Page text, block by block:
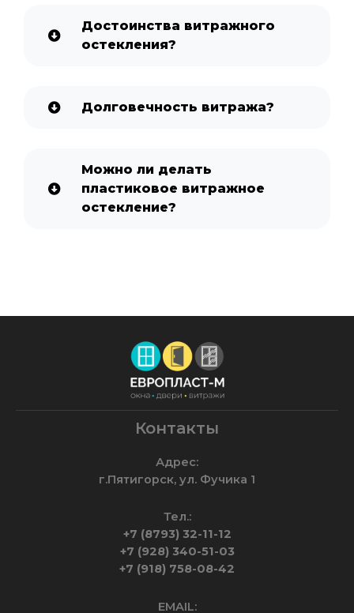
Достоинства витражного
остекления?
Долговечность витража?
Можно ли делать
пластиковое витражное
остекление?
Контакты
Адрес:
г.Пятигорск, ул. Фучика 1
Тел.:
+7 (8793) 32-11-12
+7 (928) 340-51-03
+7 (918) 758-08-42
EMAIL: